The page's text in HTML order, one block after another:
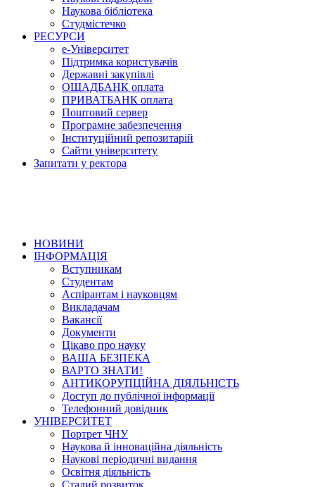
Наукова бібліотека
Студмістечко
РЕСУРСИ
е-Університет
Підтримка користувачів
Державні закупівлі
ОЩАДБАНК оплата
ПРИВАТБАНК оплата
Поштовий сервер
Програмне забезпечення
Інституційний репозитарій
Сайти університету
Запитати у ректора
НОВИНИ
ІНФОРМАЦІЯ
Вступникам
Студентам
Аспірантам і науковцям
Викладачам
Вакансії
Документи
Цікаво про науку
ВАША БЕЗПЕКА
ВАРТО ЗНАТИ!
АНТИКОРУПЦІЙНА ДІЯЛЬНІСТЬ
Доступ до публічної інформації
Телефонний довідник
УНІВЕРСИТЕТ
Портрет ЧНУ
Наукова й інноваційна діяльність
Наукові періодичні видання
Освітня діяльність
Сталий розвиток